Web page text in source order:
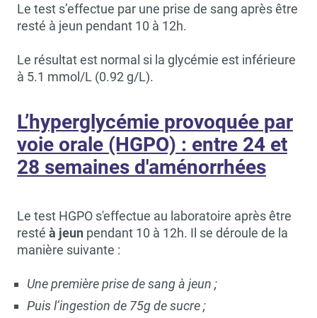
Le test s’effectue par une prise de sang après être
resté à jeun pendant 10 à 12h.
Le résultat est normal si la glycémie est inférieure
à 5.1 mmol/L (0.92 g/L).
L’hyperglycémie provoquée par
voie orale (HGPO) : entre 24 et
28 semaines d'aménorrhées
Le test HGPO s'effectue au laboratoire après être
resté à jeun pendant 10 à 12h. Il se déroule de la
manière suivante :
Une première prise de sang à jeun ;
Puis l’ingestion de 75g de sucre ;